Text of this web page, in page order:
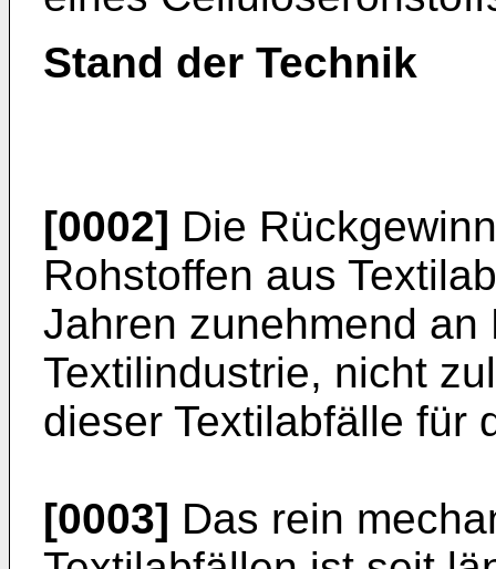
Stand der Technik
[0002] Die
Rohstoffen aus
Jahren zunehmend an
Textilindustrie, nicht
dieser Textilabfälle für
[0003] Das rein